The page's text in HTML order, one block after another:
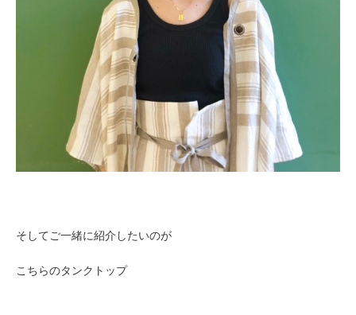
そしてご一緒に紹介したいのが
こちらのタンクトップ